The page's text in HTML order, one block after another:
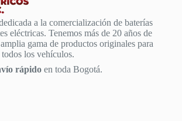
a la comercialización de baterías
eléctricas. Tenemos más de 20 años de
gama de productos originales para
todos los vehículos.
rápido en toda Bogotá.